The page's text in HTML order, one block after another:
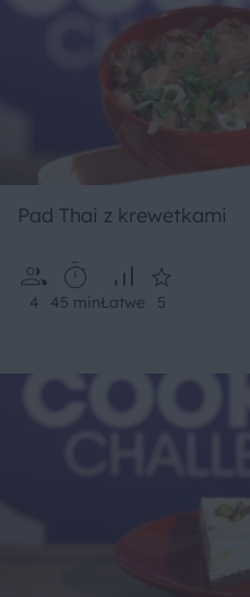
Pad Thai z krewetkami
4 45 minŁatwe 5